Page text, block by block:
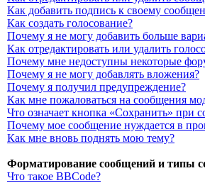
Как добавить подпись к своему
Как создать голосование?
Почему я не могу добавить больше
Как отредактировать или удалить
Почему мне недоступны некоторые
Почему я не могу добавлять вложения?
Почему я получил предупреждение?
Как мне пожаловаться на сообщения
Что означает кнопка «Сохранить» при
Почему мое сообщение нуждается в
Как мне вновь поднять мою тему?
Форматирование сообщений и типы
Что такое BBCode?